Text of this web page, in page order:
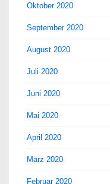
Oktober 2020
September 2020
August 2020
Juli 2020
Juni 2020
Mai 2020
April 2020
März 2020
Februar 2020